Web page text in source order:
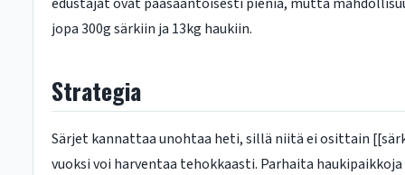
jopa 300g särkiin ja 13kg haukiin.
Strategia
Särjet kannattaa unohtaa heti, sillä niitä ei osittain
vuoksi voi harventaa tehokkaasti. Parhaita